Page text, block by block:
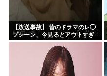
【放送事故】 昔のドラマのレ◯
プシーン、今見るとアウトすぎ
る・・・